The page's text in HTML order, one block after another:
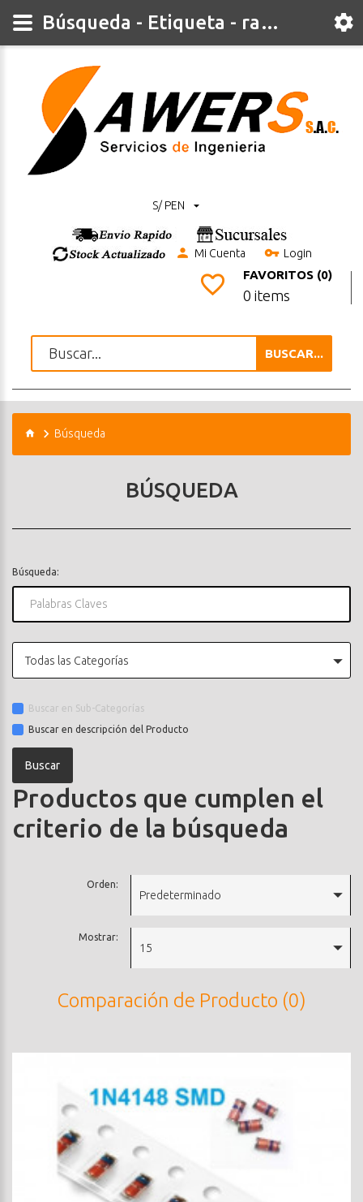
S/ PEN
Mi Cuenta Login
FAVORITOS (0)
0 items
BUSCAR...
Búsqueda
BÚSQUEDA
Búsqueda:
Todas las Categorías
Buscar en Sub-Categorías
Buscar en descripción del Producto
Productos que cumplen el
criterio de la búsqueda
Orden:
Predeterminado
Mostrar:
15
Comparación de Producto (0)
Búsqueda - Etiqueta - rapida